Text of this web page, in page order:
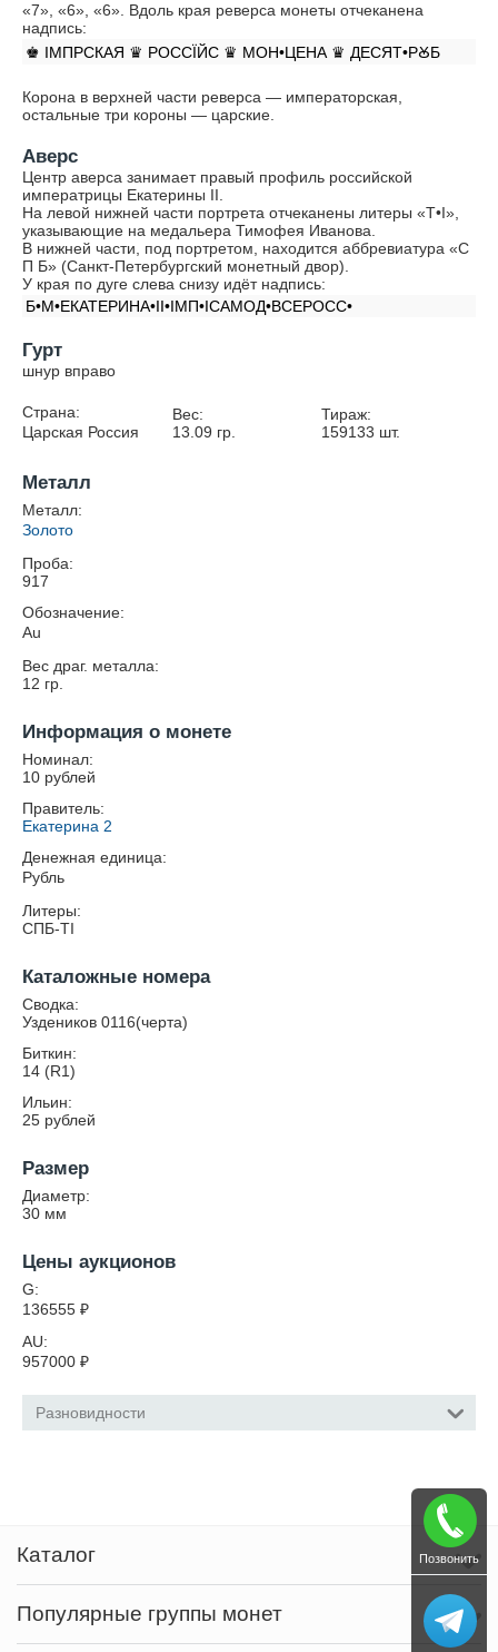
«7», «6», «6». Вдоль края реверса монеты отчеканена
надпись:
♚ IМПРСКАЯ ♛ РОССÏЙС ♛ МОН•ЦЕНА ♛ ДЕСЯТ•РꙊБ
Корона в верхней части реверса — императорская,
остальные три короны — царские.
Аверс
Центр аверса занимает правый профиль российской
императрицы Екатерины II.
На левой нижней части портрета отчеканены литеры «T•I»,
указывающие на медальера Тимофея Иванова.
В нижней части, под портретом, находится аббревиатура «С
П Б» (Санкт-Петербургский монетный двор).
У края по дуге слева снизу идёт надпись:
Б•М•ЕКАТЕРИНА•II•IМП•IСАМОД•ВСЕРОСС•
Гурт
шнур вправо
Страна:
Царская Россия
Вес:
13.09 гр.
Тираж:
159133 шт.
Металл
Металл:
Золото
Проба:
917
Обозначение:
Au
Вес драг. металла:
12 гр.
Информация о монете
Номинал:
10 рублей
Правитель:
Екатерина 2
Денежная единица:
Рубль
Литеры:
СПБ-TI
Каталожные номера
Сводка:
Уздеников 0116(черта)
Биткин:
14 (R1)
Ильин:
25 рублей
Размер
Диаметр:
30 мм
Цены аукционов
G:
136555 ₽
AU:
957000 ₽
Разновидности
Каталог
Популярные группы монет
Позвонить